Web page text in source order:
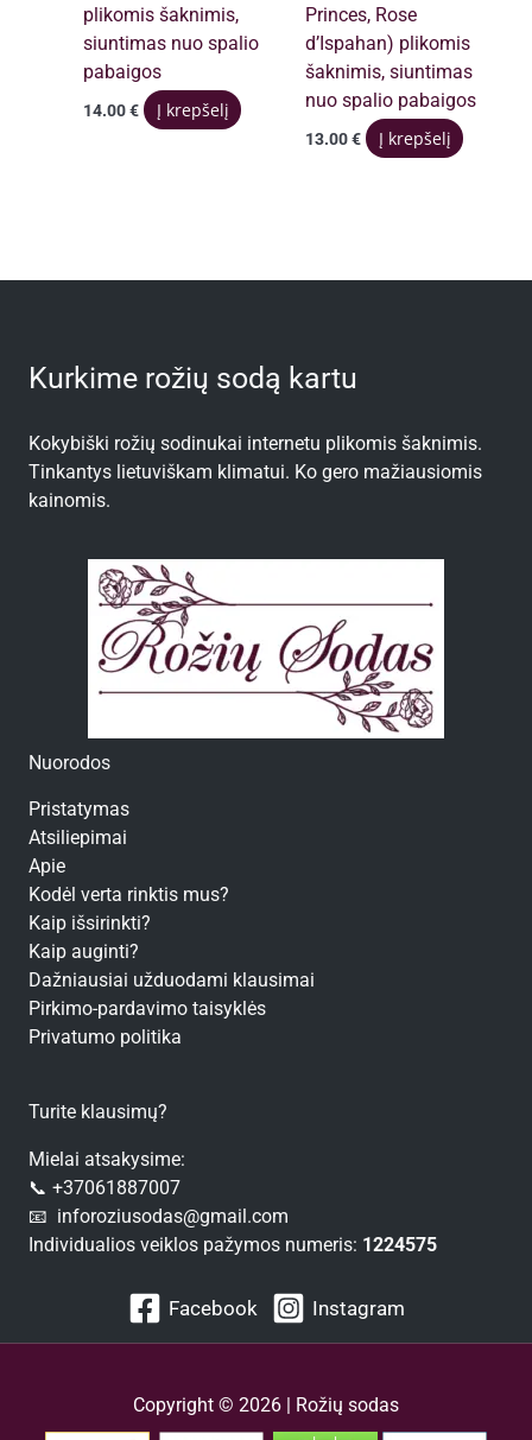
plikomis šaknimis,
siuntimas nuo spalio
pabaigos
14.00€ Į krepšelį
Princes, Rose
d’Ispahan) plikomis
šaknimis, siuntimas
nuo spalio pabaigos
13.00€ Į krepšelį
Kurkime rožių sodą kartu
Kokybiški rožių sodinukai internetu plikomis šaknimis.
Tinkantys lietuviškam klimatui. Ko gero mažiausiomis
kainomis.
Nuorodos
Pristatymas
Atsiliepimai
Apie
Kodėl verta rinktis mus?
Kaip išsirinkti?
Kaip auginti?
Dažniausiai užduodami klausimai
Pirkimo-pardavimo taisyklės
Privatumo politika
Turite klausimų?
Mielai atsakysime:
📞 +37061887007
📧 inforoziusodas@gmail.com
Individualios veiklos pažymos numeris: 1224575
Facebook Instagram
Copyright © 2026 | Rožių sodas